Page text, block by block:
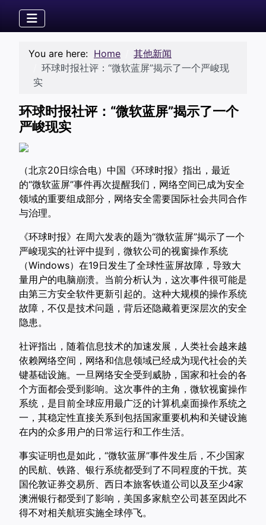
You are here: Home
其他新闻
环球时报社评：“微软蓝屏”揭示了一个严峻现
实
环球时报社评：“微软蓝屏”揭示了一个
严峻现实
（北京20日综合电）中国《环球时报》指出，最近
的“微软蓝屏”事件再次提醒我们，网络空间已成为安全
领域的重要组成部分，网络安全需要国际社会共同合作
与治理。
《环球时报》在周六发表的题为“微软蓝屏”揭示了一个
严峻现实的社评中提到，微软公司的视窗操作系统
（Windows）在19日发生了全球性蓝屏故障，导致大
量用户的电脑崩溃。当前分析认为，这次事件很可能是
由第三方安全软件更新引起的。这种大规模的操作系统
故障，不仅是技术问题，背后还隐藏着更深层次的安全
隐患。
社评指出，随着信息技术的加速发展，人类社会越来越
依赖网络空间，网络和信息领域已经成为现代社会的关
键基础设施。一旦网络安全受到威胁，国家和社会的各
个方面都会受到影响。这次事件的主角，微软视窗操作
系统，是目前全球应用最广泛的计算机桌面操作系统之
一，其稳定性直接关系到包括国家重要机构和关键设施
在内的众多用户的日常运行和工作生活。
事实证明也是如此，“微软蓝屏”事件发生后，不少国家
的民航、铁路、银行系统都受到了不同程度的干扰。英
国伦敦证券交易所、西日本旅客铁道公司以及至少4家
澳洲银行都受到了影响，美国多家航空公司甚至因此不
得不对相关航班实施全球停飞。